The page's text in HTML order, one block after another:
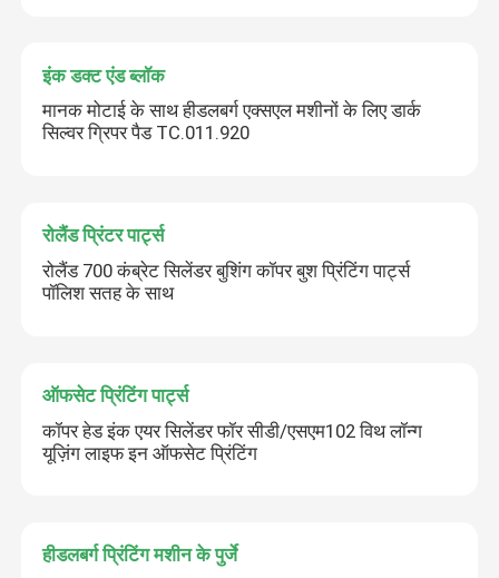
इंक डक्ट एंड ब्लॉक
मानक मोटाई के साथ हीडलबर्ग एक्सएल मशीनों के लिए डार्क
सिल्वर ग्रिपर पैड TC.011.920
रोलैंड प्रिंटर पार्ट्स
रोलैंड 700 कंब्रेट सिलेंडर बुशिंग कॉपर बुश प्रिंटिंग पार्ट्स
पॉलिश सतह के साथ
ऑफसेट प्रिंटिंग पार्ट्स
कॉपर हेड इंक एयर सिलेंडर फॉर सीडी/एसएम102 विथ लॉन्ग
यूज़िंग लाइफ इन ऑफसेट प्रिंटिंग
हीडलबर्ग प्रिंटिंग मशीन के पुर्जे